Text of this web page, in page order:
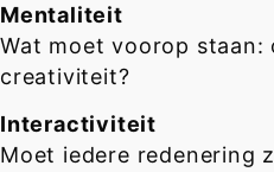
Mentaliteit
Wat moet voorop
creativiteit?
Interactiviteit
Moet iedere redenering